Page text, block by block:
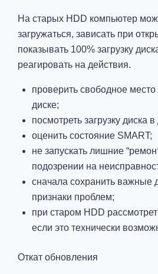
На старых HDD компьютер
загружаться, зависать при
показывать 100% загрузку
реагировать на действия.
проверить свободное
диске;
посмотреть загрузку диска
оценить состояние SMART;
не запускать лишние
подозрении на
сначала сохранить важные
признаки проблем;
при старом HDD
если это технически
Откат обновления